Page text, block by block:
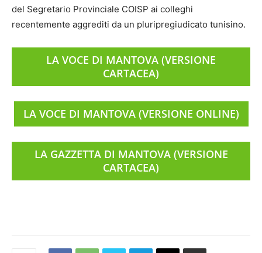
del Segretario Provinciale COISP ai colleghi
recentemente aggrediti da un pluripregiudicato tunisino.
LA VOCE DI MANTOVA (VERSIONE
CARTACEA)
LA VOCE DI MANTOVA (VERSIONE ONLINE)
LA GAZZETTA DI MANTOVA (VERSIONE
CARTACEA)